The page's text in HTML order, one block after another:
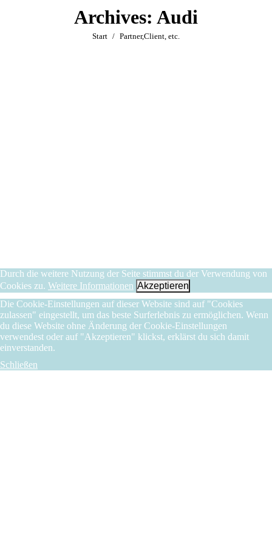
Archives: Audi
Sie befinden sich hier:
Start Partner,Client, etc.
Durch die weitere Nutzung der Seite stimmst du der Verwendung von
Cookies zu. Weitere Informationen Akzeptieren
Die Cookie-Einstellungen auf dieser Website sind auf "Cookies
zulassen" eingestellt, um das beste Surferlebnis zu ermöglichen. Wenn
du diese Website ohne Änderung der Cookie-Einstellungen
verwendest oder auf "Akzeptieren" klickst, erklärst du sich damit
einverstanden.
Schließen